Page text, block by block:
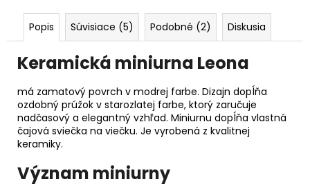
Popis Súvisiace (5) Podobné (2) Diskusia
Keramická miniurna Leona
má zamatový povrch v modrej farbe. Dizajn dopĺňa
ozdobný prúžok v starozlatej farbe, ktorý zaručuje
nadčasový a elegantný vzhľad. Miniurnu dopĺňa vlastná
čajová sviečka na viečku. Je vyrobená z kvalitnej
keramiky.
Význam miniurny